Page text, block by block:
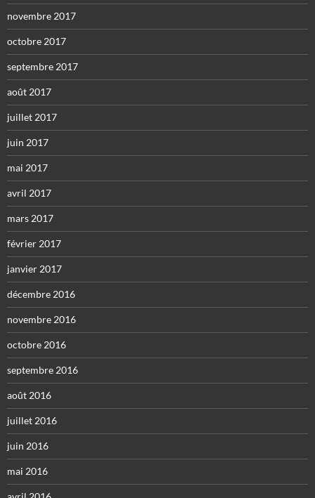
novembre 2017
octobre 2017
septembre 2017
août 2017
juillet 2017
juin 2017
mai 2017
avril 2017
mars 2017
février 2017
janvier 2017
décembre 2016
novembre 2016
octobre 2016
septembre 2016
août 2016
juillet 2016
juin 2016
mai 2016